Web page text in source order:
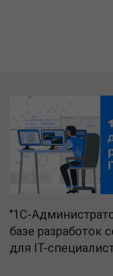
"1C-
базе разработок
для IT-